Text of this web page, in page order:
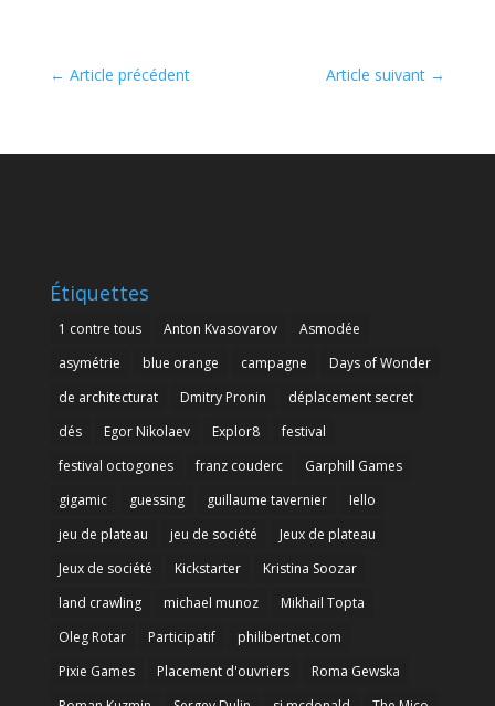
← Article précédent Article suivant →
Étiquettes
1 contre tous Anton Kvasovarov
Asmodée
asymétrie
blue orange campagne
Days of Wonder
de architecturat
Dmitry Pronin
déplacement secret
dés
Egor Nikolaev Explor8
festival
festival octogones
franz couderc
Garphill Games
gigamic
guessing guillaume tavernier
Iello
jeu de plateau
jeu de société
Jeux de plateau
Jeux de société
Kickstarter
Kristina Soozar
land crawling
michael munoz
Mikhail Topta
Oleg Rotar
Participatif
philibertnet.com
Pixie Games
Placement d'ouvriers
Roma Gewska